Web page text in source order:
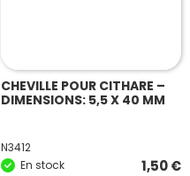
CHEVILLE POUR CITHARE –
DIMENSIONS: 5,5 X 40 MM
N3412
En stock
1,50€